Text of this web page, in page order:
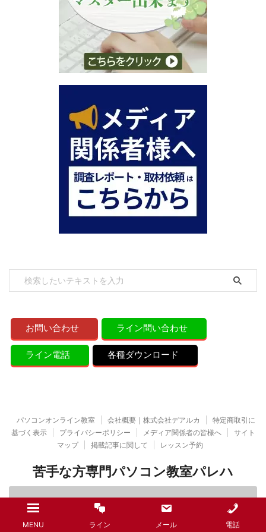
お問い合わせ ライン問い合わせ
ライン電話 各種ダウンロード
パソコンオンライン教室 会社概要｜株式会社デアルカ
特定商取引に
基づく表示
プライバシーポリシー メディア関係者の皆様へ
サイト
マップ
掲載記事に関して レッスン予約
苦手な方専門パソコン教室パレハ
お問い合わせ ライン問い合わせ
MENU ライン メール 電話